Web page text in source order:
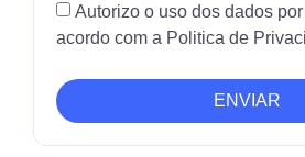
Autorizo o uso dos dados
acordo com a Politica de
ENVIAR